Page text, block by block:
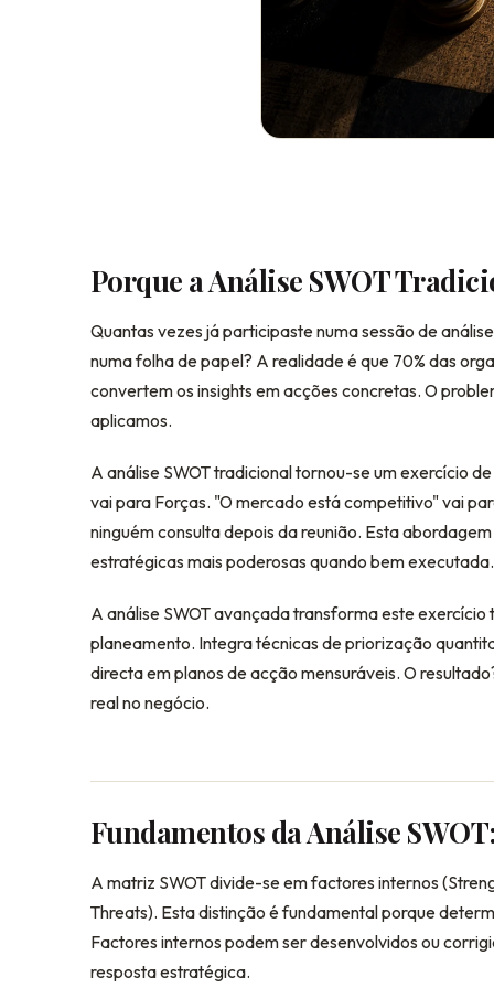
Porque a Análise SWOT
Quantas vezes já participaste numa sessão de
numa folha de papel? A realidade é que 70% das
convertem os insights em acções concretas. O
aplicamos.
A análise SWOT tradicional tornou-se um exercício
vai para Forças. "O mercado está competitivo" vai
ninguém consulta depois da reunião. Esta
estratégicas mais poderosas quando bem executada.
A análise SWOT avançada transforma este
planeamento. Integra técnicas de priorização
directa em planos de acção mensuráveis. O
real no negócio.
Fundamentos da Análise
A matriz SWOT divide-se em factores internos
Threats). Esta distinção é fundamental porque
Factores internos podem ser desenvolvidos ou
resposta estratégica.